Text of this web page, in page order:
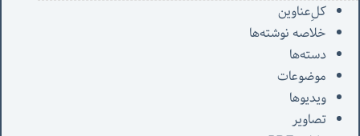
کل‌ِعناوین
خلاصه نوشته‌ها
دسته‌ها
موضوعات
ویدیوها
تصاویر